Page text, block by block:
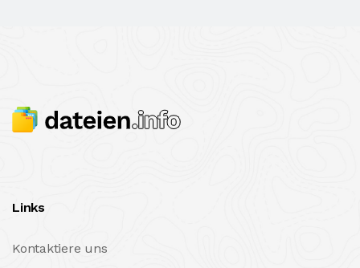
Links
Kontaktiere uns